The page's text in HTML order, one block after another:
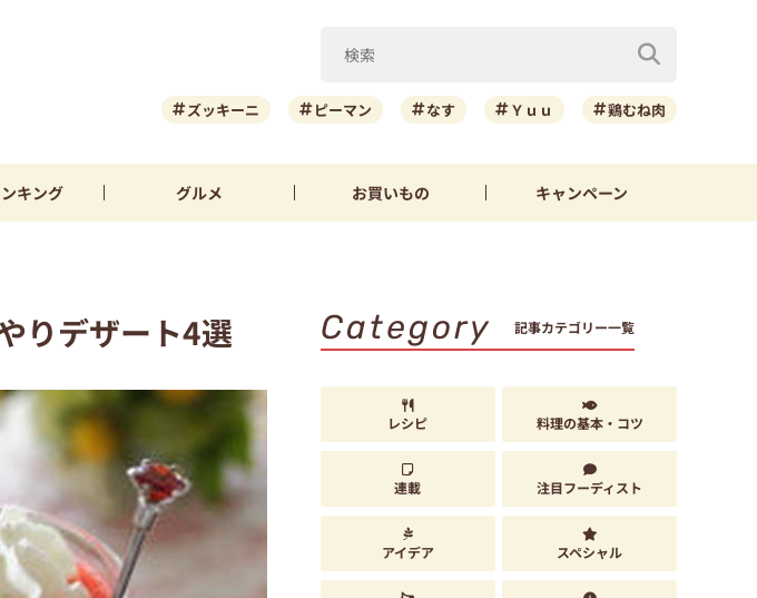
ズッキーニ ピーマン なす Ｙｕｕ 鶏むね肉
キング グルメ お買いもの キャンペーン
りデザート4選 Category 記事カテゴリー一覧
レシピ 料理の基本・コツ
連載 注目フーディスト
アイデア スペシャル